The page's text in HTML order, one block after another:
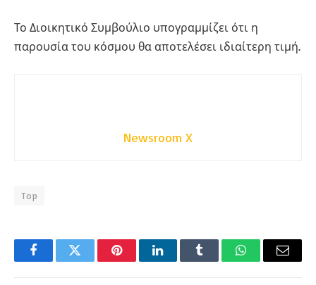
Το Διοικητικό Συμβούλιο υπογραμμίζει ότι η
παρουσία του κόσμου θα αποτελέσει ιδιαίτερη τιμή.
Newsroom X
Top
FacebookTwitter PinterestLinkedInTumblr WhatsAppEmail